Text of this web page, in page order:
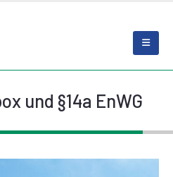
und §14a EnWG